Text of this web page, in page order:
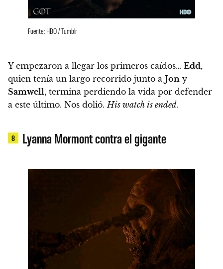
Fuente: HBO / Tumblr
Y empezaron a llegar los primeros caídos… Edd,
quien tenía un largo recorrido junto a Jon y
Samwell, termina perdiendo la vida por defender
a este último. Nos dolió.His watch is ended.
8 Lyanna Mormont contra el gigante